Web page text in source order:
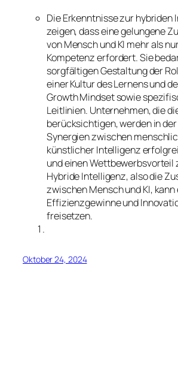
Die Erkenntnisse zur hybriden
zeigen, dass eine gelungene
von Mensch und KI mehr als
Kompetenz erfordert. Sie
sorgfältigen Gestaltung der
einer Kultur des Lernens und
Growth Mindset sowie
Leitlinien. Unternehmen, die
berücksichtigen, werden in
Synergien zwischen
künstlicher Intelligenz
und einen Wettbewerbsvorteil
Hybride Intelligenz, also die
zwischen Mensch und KI,
Effizienzgewinne und
freisetzen.
Oktober 24, 2024